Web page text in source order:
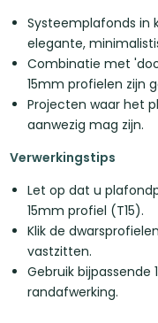
Systeemplafonds in
elegante,
Combinatie met
15mm profielen zijn
Projecten waar het
aanwezig mag zijn.
Verwerkingstips
Let op dat u
15mm profiel (T15).
Klik de
vastzitten.
Gebruik bijpassende
randafwerking.